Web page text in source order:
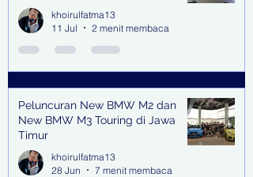
Lingkungan Jampidsus Kejaksaan
Agung RI di Jakarta
khoirulfatma13
11 Jul
2 menit membaca
Peluncuran New BMW M2 dan
New BMW M3 Touring di Jawa
Timur
khoirulfatma13
28 Jun
7 menit membaca